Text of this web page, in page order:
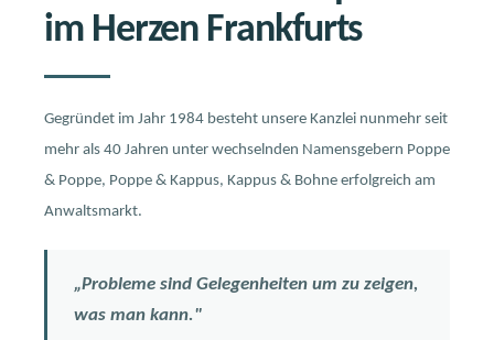
Franka
Kappus
Larissa
Faber
Datenschutz
KONTAKT
im Herzen Frankfurts
Gegründet im Jahr 1984 besteht unsere Kanzlei nunmehr seit
mehr als 40 Jahren unter wechselnden Namensgebern Poppe
& Poppe, Poppe & Kappus, Kappus & Bohne erfolgreich am
Anwaltsmarkt.
„Probleme sind Gelegenheiten um zu zeigen,
was man kann."